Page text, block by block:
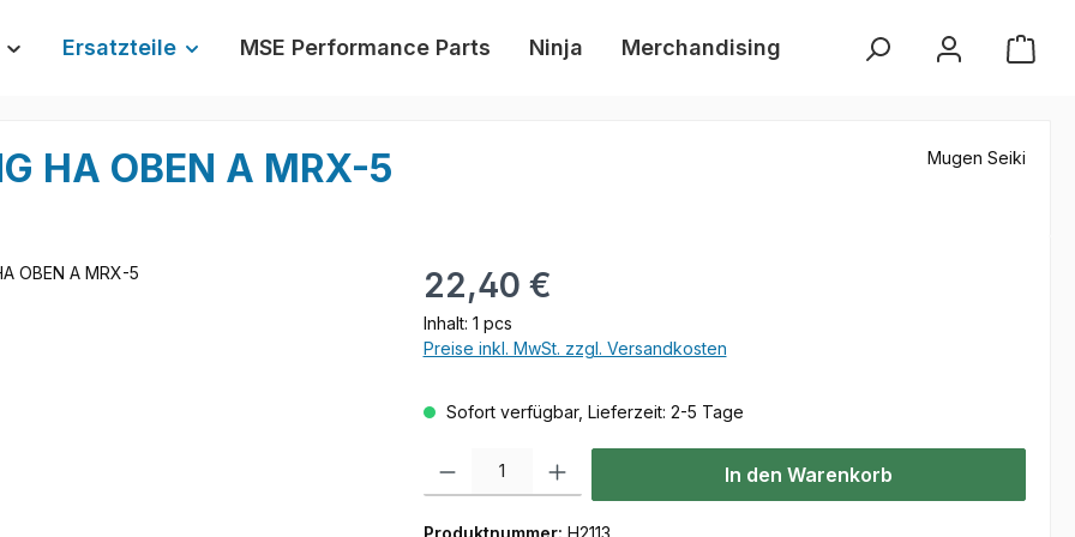
Ersatzteile MSE Performance Parts Ninja Merchandising Händlersuche Neue
HA OBEN A MRX-5 Mugen Seiki
Regulärer Preis:
22,40 €
Inhalt: 1 pcs
Preise inkl. MwSt. zzgl. Versandkosten
Sofort verfügbar, Lieferzeit: 2-5 Tage
Produkt Anzahl: Gib den gewünschten Wert ein oder benutze die Schaltflächen
In den Warenkorb
Produktnummer: H2113